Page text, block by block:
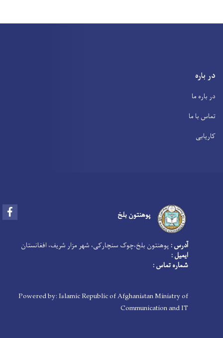
در باره
در باره ما
تماس با ما
کاریابی
پوهنتون بلخ
آدرس : پوهنتون بلخ،چوک سنچارکی، شهر مزار شریف، افغانستان
ایمیل :
شماره تماس :
Powered by: Islamic Republic of Afghanistan Ministry of
Communication and IT